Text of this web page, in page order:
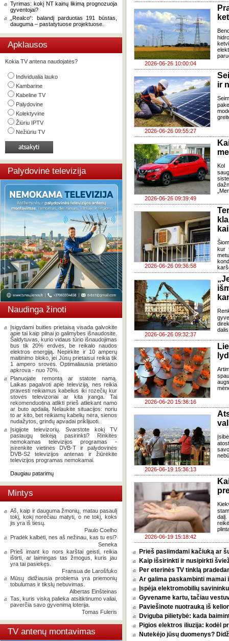
Tyrimas: kokį NT kainų likimą prognozuoja
gyventojai?
„Realco“: balandį parduotas 191 būstas,
dauguma – pastatytuose projektuose.
Apklausos
Kokia TV antena naudojatės?
Individualia lauko
Kambarine
Kabeline TV
Palydovine
Kolektyvine
Žiūriu IPTV
Nežiūriu TV
Palydovinė televizija
Naudinga žinoti
Įsigydami buities prietaisą visada galvokite
apie tai kaip pilnai jo galimybes išnaudosite.
Šaldytuvas, kurio vidaus tūrio išnaudojimas
bus tik 20% erdvės, be reikalo naudos
elektros energiją. Nepirkite ir 10 amperų
maitinimo bloko, jei Jūsų prietaisui reikia tik
1 ampero srovės. Optimaliausia prietaiso
apkrova - nuo 70%.
Planuojate remontą ar statote namą.
Laikas pagalvoti apie televiziją, nes reikia
pravesti reikiamus kabelius iki rozečių kur
stovės televizoriai ar kita įranga. Tai
rekomenduotina atlikti prieš atliekant namo
ar buto apdailą. Nelaukite situacijos: noriu
to ar kito, bet reikiamų kabelių nėra, sienos
nudažytos, grindų apvadai priklijuoti.
Įsigijote televizorių. Svarstote kokį TV
paslaugų tiekėją pasirinkti? Rinkitės
nemokamas televizijos programas -
įsirenkite vietinės DVB-T ir palydovinės
DVB-S2 televizijos antenas ir žiūrėkite
televizijos programas nemokamai.
Daugiau patarimų
Mintys
Aš, kaip ir dauguma žmonių, matau pasaulį
tokį, kokį norėčiau matyti, o ne tokį, koks
jis yra iš tiesų.
Paulo Coelho
Pradėk kalbėti, nes aš nežinau, kas tu esi?
Seneka
Prieš imant ko nors karštai geisti, reikia
ištirti, ar laimingas tas žmogus, kuris jau
yra tai pasiekęs.
Fransua de Larošfuko
Mūsų didžiausia problema yra priemonių
tobulumas ir tikslų nebuvimas.
Albertas Einšteinas
Tas, kuris viską palieka atsitiktinumo valiai,
paverčia savo gyvenimą loterija.
Tomas Fuleris
TV antenų montavimas
2026-06-26 10:00:04
2026-06-26 09:55:27
ir
2026-06-26 09:39:49
Kol
2026-06-26 09:36:58
kur
2026-06-26 09:32:37
2026-06-20 15:36:16
2026-06-19 15:36:13
2026-06-19 15:18:42
dalį.
Prieš pasiimdami kačiuką ar
Kaip išsirinkti ir nusipirkti
Per eterinės TV tinklą
Ar galima paskambinti mamai
Įspėja elektromobilių
Gyvename kartu, tačiau
Paviešinote nuotrauką iš
Dviguba pilietybė: kada
Pigios elektros iliuzija: kodėl
Nutekėjo jūsų duomenys?